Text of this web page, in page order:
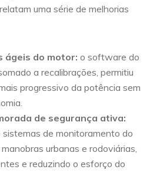
uma série de melhorias
ágeis do motor: o software do
a recalibrações, permitiu
progressivo da potência sem
de segurança ativa:
de monitoramento do
urbanas e rodoviárias,
e reduzindo o esforço do